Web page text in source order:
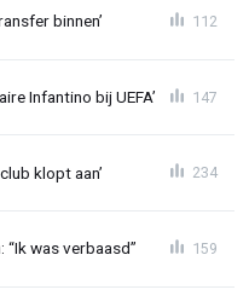
binnen’ 112
Infantino bij UEFA’ 147
klopt aan’ 234
was verbaasd” 159